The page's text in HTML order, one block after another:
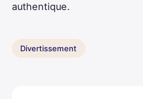
authentique.
Divertissement